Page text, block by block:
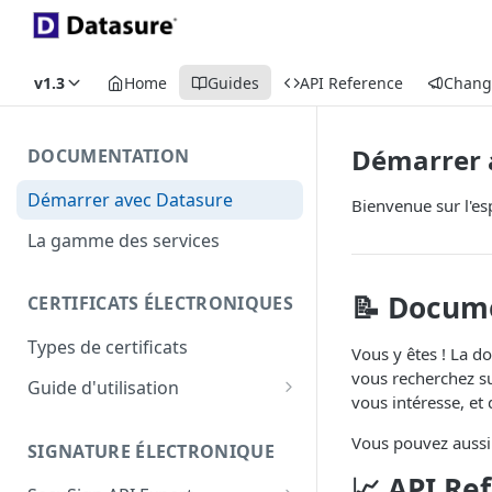
v1.3 Home Guides API Reference
DOCUMENTATION
Démarrer avec Datasure
La gamme des services
CERTIFICATS ÉLECTRONIQUES
Types de certificats
Guide d'utilisation
Enterprise+
SIGNATURE ÉLECTRONIQUE
Démarrer
Bienvenue sur
📝
Vous y êtes ! La
vous recherchez
vous intéresse, et
Vous pouvez